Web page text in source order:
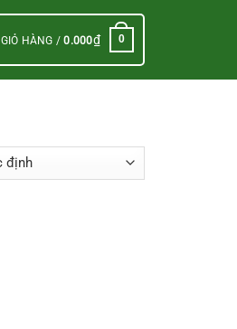
GIỎ HÀNG /0.000₫ 0